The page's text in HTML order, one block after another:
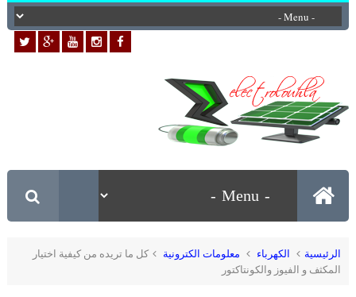
الرئيسية الكهرباء معلومات الكترونية
كل ما تريده من كيفية اختيار
المكثف و الفيوز والكونتاكتور